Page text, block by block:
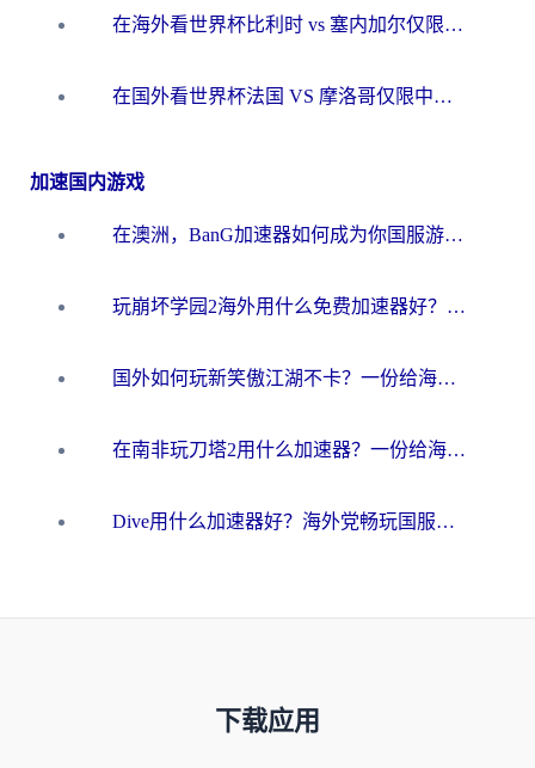
在海外看世界杯比利时 vs 塞内加尔仅限中国大陆？我找到了最流畅的中文解说之路
在国外看世界杯法国 VS 摩洛哥仅限中国大陆？海外党这样看中文解说赛事不卡顿
加速国内游戏
在澳洲，BanG加速器如何成为你国服游戏的“时光机”？
玩崩坏学园2海外用什么免费加速器好？2026海外党亲测国服游戏加速指南
国外如何玩新笑傲江湖不卡？一份给海外游子的终极网络指南
在南非玩刀塔2用什么加速器？一份给海外游子的终极生存指南
Dive用什么加速器好？海外党畅玩国服游戏的终极避坑指南
下载应用